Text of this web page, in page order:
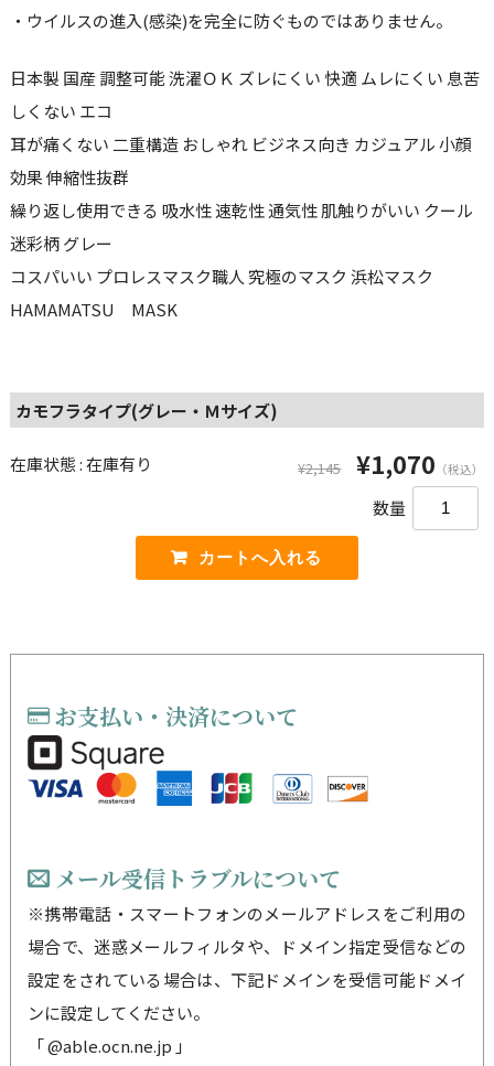
・ウイルスの進入(感染)を完全に防ぐものではありません。
日本製 国産 調整可能 洗濯ＯＫ ズレにくい 快適 ムレにくい 息苦
しくない エコ
耳が痛くない 二重構造 おしゃれ ビジネス向き カジュアル 小顔
効果 伸縮性抜群
繰り返し使用できる 吸水性 速乾性 通気性 肌触りがいい クール
迷彩柄 グレー
コスパいい プロレスマスク職人 究極のマスク 浜松マスク
HAMAMATSU MASK
カモフラタイプ(グレー・Ｍサイズ)
在庫状態 : 在庫有り ¥2,145 ¥1,070 （税込）
数量
お支払い・決済について
メール受信トラブルについて
※携帯電話・スマートフォンのメールアドレスをご利用の
場合で、迷惑メールフィルタや、ドメイン指定受信などの
設定をされている場合は、下記ドメインを受信可能ドメイ
ンに設定してください。
「 @able.ocn.ne.jp 」